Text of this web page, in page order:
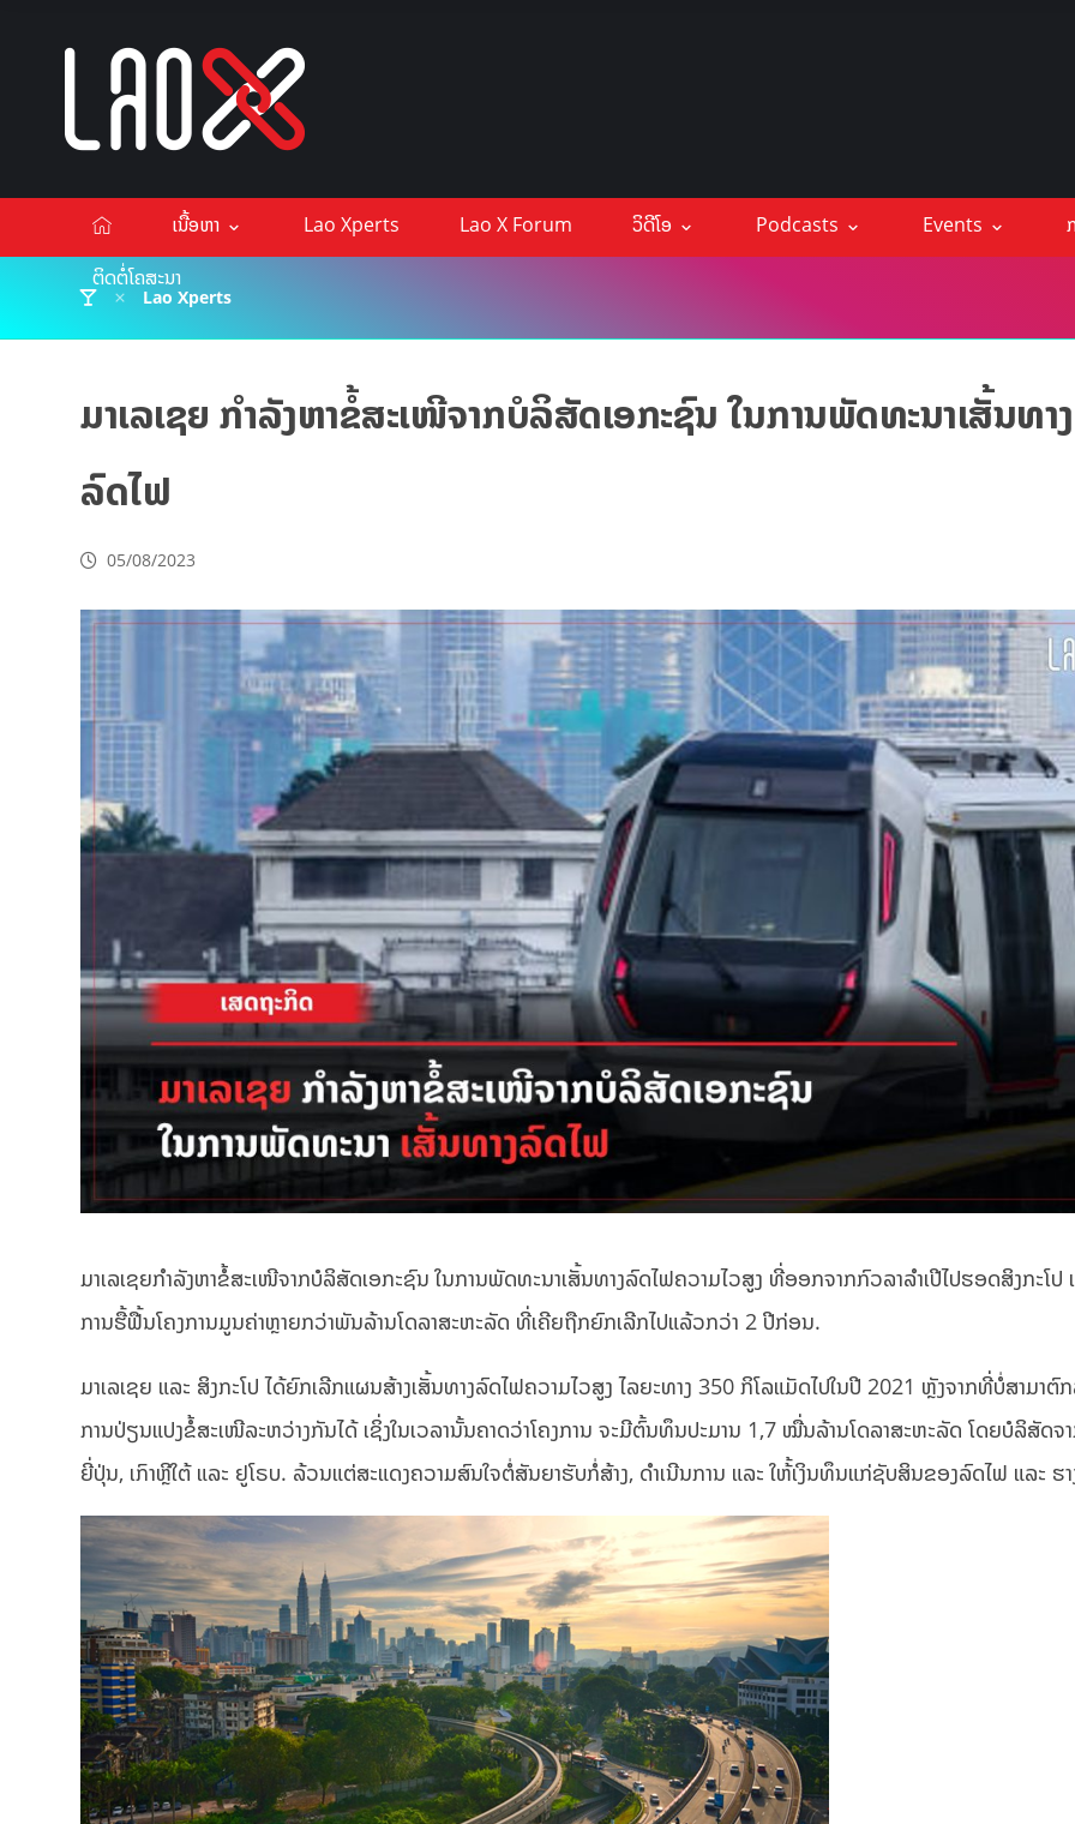
ເນື້ອຫາ Lao Xperts Lao X Forum ວິດີໂອ Podcasts Events
ຕິດຕໍ່ໂຄສະນາ
Lao Xperts
ມາເລເຊຍ ກຳລັງຫາຂໍ້ສະເໜີຈາກບໍລິສັດເອກະຊົນ ໃນການພັດທະນາເສັ້ນທາງ
ລົດໄຟ
05/08/2023
ມາເລເຊຍກຳລັງຫາຂໍ້ສະເໜີຈາກບໍລິສັດເອກະຊົນ ໃນການພັດທະນາເສັ້ນທາງລົດໄຟຄວາມໄວສູງ ທີ່ອອກຈາກກົວລາລໍາເປີໄປຮອດສິງກະໂປ
ການຮື້ຟື້ນໂຄງການມູນຄ່າຫຼາຍກວ່າພັນລ້ານໂດລາສະຫະລັດ ທີ່ເຄີຍຖືກຍົກເລີກໄປແລ້ວກວ່າ 2 ປີກ່ອນ.
ມາເລເຊຍ ແລະ ສິງກະໂປ ໄດ້ຍົກເລີກແຜນສ້າງເສັ້ນທາງລົດໄຟຄວາມໄວສູງ ໄລຍະທາງ 350 ກິໂລແມັດໄປໃນປີ 2021 ຫຼັງຈາກທີ່ບໍ່ສາມາຕົກ
ການປ່ຽນແປງຂໍ້ສະເໜີລະຫວ່າງກັນໄດ້ ເຊິ່ງໃນເວລານັ້ນຄາດວ່າໂຄງການ ຈະມີຕົ້ນທຶນປະມານ 1,7 ໝື່ນລ້ານໂດລາສະຫະລັດ ໂດຍບໍລິສັດຈ
ຍີ່ປຸ່ນ, ເກົາຫຼີໃຕ້ ແລະ ຢູໂຣບ.​ ລ້ວນແຕ່ສະແດງຄວາມສົນໃຈຕໍ່ສັນຍາຮັບກໍ່ສ້າງ, ດໍາເນີນການ ແລະ ໃຫ້້ເງິນທຶນແກ່ຊັບສິນຂອງລົດໄຟ ແລະ ຮ